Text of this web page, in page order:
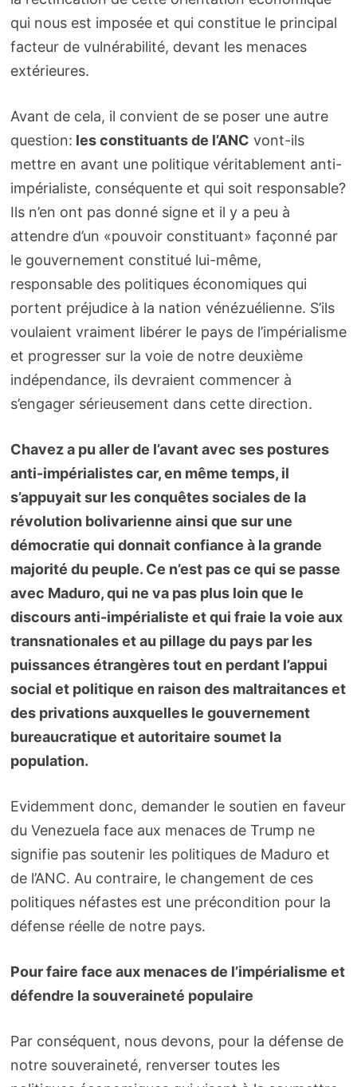
qui nous est imposée et qui constitue le principal
facteur de vulnérabilité, devant les menaces
extérieures.
Avant de cela, il convient de se poser une autre
question: les constituants de l’ANC vont-ils
mettre en avant une politique véritablement anti-
impérialiste, conséquente et qui soit responsable?
Ils n’en ont pas donné signe et il y a peu à
attendre d’un «pouvoir constituant» façonné par
le gouvernement constitué lui-même,
responsable des politiques économiques qui
portent préjudice à la nation vénézuélienne. S’ils
voulaient vraiment libérer le pays de l’impérialisme
et progresser sur la voie de notre deuxième
indépendance, ils devraient commencer à
s’engager sérieusement dans cette direction.
Chavez a pu aller de l’avant avec ses postures
anti-impérialistes car, en même temps, il
s’appuyait sur les conquêtes sociales de la
révolution bolivarienne ainsi que sur une
démocratie qui donnait confiance à la grande
majorité du peuple. Ce n’est pas ce qui se passe
avec Maduro, qui ne va pas plus loin que le
discours anti-impérialiste et qui fraie la voie aux
transnationales et au pillage du pays par les
puissances étrangères tout en perdant l’appui
social et politique en raison des maltraitances et
des privations auxquelles le gouvernement
bureaucratique et autoritaire soumet la
population.
Evidemment donc, demander le soutien en faveur
du Venezuela face aux menaces de Trump ne
signifie pas soutenir les politiques de Maduro et
de l’ANC. Au contraire, le changement de ces
politiques néfastes est une précondition pour la
défense réelle de notre pays.
Pour faire face aux menaces de l’impérialisme et
défendre la souveraineté populaire
Par conséquent, nous devons, pour la défense de
notre souveraineté, renverser toutes les